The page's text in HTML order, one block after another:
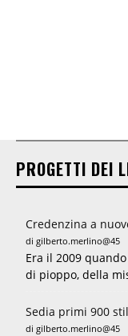
PROGETTI DEI
Credenzina a
di gilberto.merlino@45
Era il 2009
di pioppo, della
Sedia primi 900
di gilberto.merlino@45